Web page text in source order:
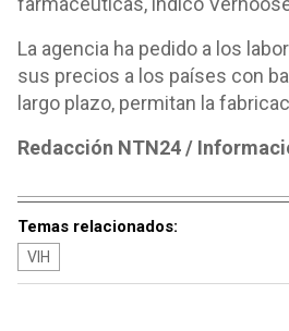
La agencia ha pedido a los
sus precios a los países con
largo plazo, permitan la
Redacción NTN24 /
Temas relacionados:
VIH